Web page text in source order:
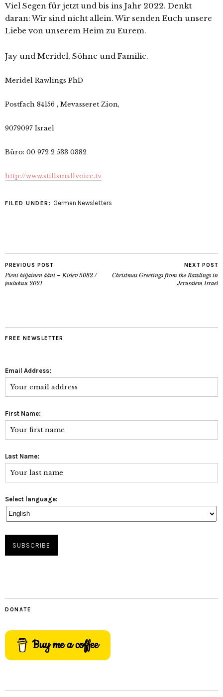
Viel Segen für jetzt und bis ins Jahr 2022. Denkt
daran: Wir sind nicht allein. Wir senden Euch unsere
Liebe von unserem Heim zu Eurem.
Jay und Meridel, Söhne und Familie.
Meridel Rawlings PhD
Postfach 84156 , Mevasseret Zion,
9079097 Israel
Büro: 00 972 2 533 0382
http://www.stillsmallvoice.tv
FILED UNDER: German Newsletters
PREVIOUS POST
Pieni hiljainen ääni – Kislev 5082 /
joulukuu 2021
NEXT POST
Christmas Greetings from the Rawlings in
Jerusalem Israel
FREE NEWSLETTER
Email Address:
First Name:
Last Name:
Select language:
DONATE
Buy me a coffee